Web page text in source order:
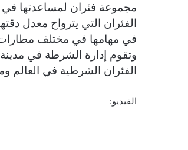
مجموعة فئران لمساعدتها في
في مهامها في مختلف مطارات
وتقوم إدارة الشرطة في
الفئران الشرطية في العالم
الفيديو: